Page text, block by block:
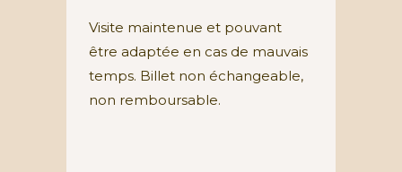
Visite maintenue et pouvant
être adaptée en cas de mauvais
temps. Billet non échangeable,
non remboursable.